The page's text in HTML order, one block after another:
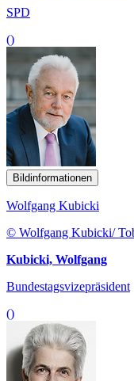
SPD
()
Bildinformationen
Wolfgang Kubicki
© Wolfgang Kubicki/
Kubicki, Wolfgang
Bundestagsvizepräsident
()